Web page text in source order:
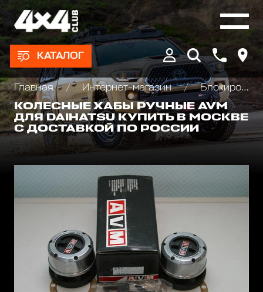
КАТАЛОГ
Главная Интернет-магазин
Блокировки дифференциала, Хабы колесные
КОЛЕСНЫЕ ХАБЫ РУЧНЫЕ AVM
ДЛЯ DAIHATSU КУПИТЬ В МОСКВЕ
С ДОСТАВКОЙ ПО РОССИИ